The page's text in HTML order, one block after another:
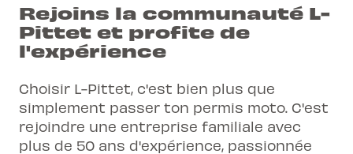
Rejoins la communauté L-
Pittet et profite de
l'expérience
Choisir L-Pittet, c'est bien plus que
simplement passer ton permis moto. C'est
rejoindre une entreprise familiale avec
plus de 50 ans d'expérience, passionnée